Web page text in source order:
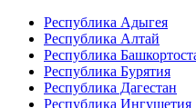
Республика Адыгея
Республика Алтай
Республика
Республика Бурятия
Республика Дагестан
Республика Ингушетия